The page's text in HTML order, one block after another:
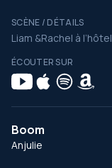
SCÈNE / DÉTAILS
Liam &Rachel à l’hôtel
ÉCOUTER SUR
Boom
Anjulie